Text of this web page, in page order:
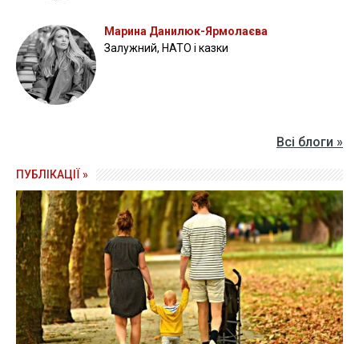
Марина Данилюк-Ярмолаєва
Залужний, НАТО і казки
Всі блоги »
ПУБЛІКАЦІЇ »